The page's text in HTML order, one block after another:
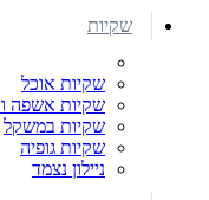
שקיות
שקיות אוכל
שקיות אשפה
שקיות במשקל
שקיות גופיה
ניילון נצמד